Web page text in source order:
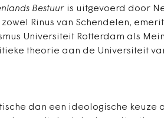
Bestuur is uitgevoerd door
Rinus van Schendelen,
Universiteit Rotterdam als
theorie aan de Universiteit
dan een ideologische keuze